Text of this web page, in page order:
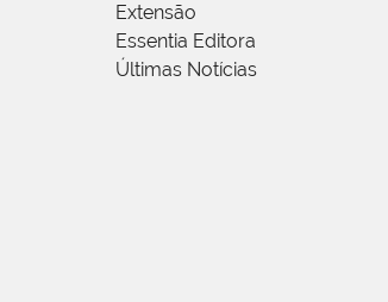
Extensão
Essentia Editora
Últimas Notícias